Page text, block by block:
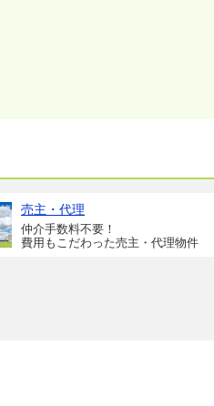
売主・代理
仲介手数料不要！
費用もこだわった売主・代理物件